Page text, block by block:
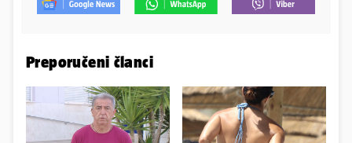
Preporučeni članci